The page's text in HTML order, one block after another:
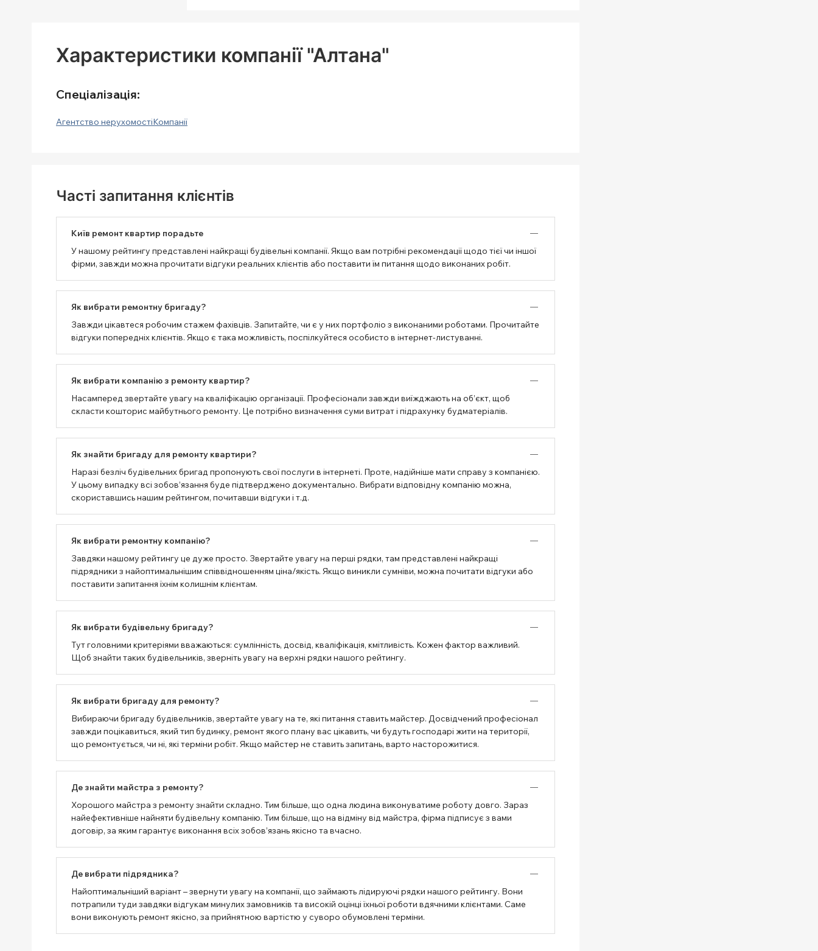
Характеристики компанії "Алтана"
Спеціалізація:
Агентство нерухомостіКомпанії
Часті запитання клієнтів
Київ ремонт квартир порадьте
У нашому рейтингу представлені найкращі будівельні компанії. Якщо вам потрібні рекомендації щодо тієї чи іншої
фірми, завжди можна прочитати відгуки реальних клієнтів або поставити їм питання щодо виконаних робіт.
Як вибрати ремонтну бригаду?
Завжди цікавтеся робочим стажем фахівців. Запитайте, чи є у них портфоліо з виконаними роботами. Прочитайте
відгуки попередніх клієнтів. Якщо є така можливість, поспілкуйтеся особисто в інтернет-листуванні.
Як вибрати компанію з ремонту квартир?
Насамперед звертайте увагу на кваліфікацію організації. Професіонали завжди виїжджають на об’єкт, щоб
скласти кошторис майбутнього ремонту. Це потрібно визначення суми витрат і підрахунку будматеріалів.
Як знайти бригаду для ремонту квартири?
Наразі безліч будівельних бригад пропонують свої послуги в інтернеті. Проте, надійніше мати справу з компанією.
У цьому випадку всі зобов’язання буде підтверджено документально. Вибрати відповідну компанію можна,
скориставшись нашим рейтингом, почитавши відгуки і т.д.
Як вибрати ремонтну компанію?
Завдяки нашому рейтингу це дуже просто. Звертайте увагу на перші рядки, там представлені найкращі
підрядники з найоптимальнішим співвідношенням ціна/якість. Якщо виникли сумніви, можна почитати відгуки або
поставити запитання їхнім колишнім клієнтам.
Як вибрати будівельну бригаду?
Тут головними критеріями вважаються: сумлінність, досвід, кваліфікація, кмітливість. Кожен фактор важливий.
Щоб знайти таких будівельників, зверніть увагу на верхні рядки нашого рейтингу.
Як вибрати бригаду для ремонту?
Вибираючи бригаду будівельників, звертайте увагу на те, які питання ставить майстер. Досвідчений професіонал
завжди поцікавиться, який тип будинку, ремонт якого плану вас цікавить, чи будуть господарі жити на території,
що ремонтується, чи ні, які терміни робіт. Якщо майстер не ставить запитань, варто насторожитися.
Де знайти майстра з ремонту?
Хорошого майстра з ремонту знайти складно. Тим більше, що одна людина виконуватиме роботу довго. Зараз
найефективніше найняти будівельну компанію. Тим більше, що на відміну від майстра, фірма підписує з вами
договір, за яким гарантує виконання всіх зобов’язань якісно та вчасно.
Де вибрати підрядника?
Найоптимальніший варіант – звернути увагу на компанії, що займають лідируючі рядки нашого рейтингу. Вони
потрапили туди завдяки відгукам минулих замовників та високій оцінці їхньої роботи вдячними клієнтами. Саме
вони виконують ремонт якісно, ​​за прийнятною вартістю у суворо обумовлені терміни.